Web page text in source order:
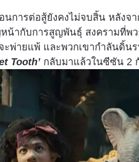
นการต่อสู้ยังคงไม่จบสิ้น หลังจ
น้ากับการสูญพันธุ์ สงครามที่พ
ะพ่ายแพ้ และพวกเขากำลันดิ้น
Tooth’ กลับมาแล้วในซีซัน 2